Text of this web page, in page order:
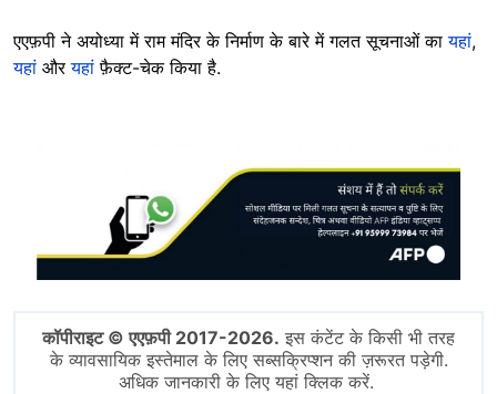
एएफ़पी ने अयोध्या में राम मंदिर के निर्माण के बारे में गलत सूचनाओं कायहां,
यहां औरयहांफ़ैक्ट-चेक किया है.
कॉपीराइट © एएफ़पी 2017-2026. इस कंटेंट के किसी भी तरह
के व्यावसायिक इस्तेमाल के लिए सब्सक्रिप्शन की ज़रूरत पड़ेगी.
अधिक जानकारी के लिए यहां क्लिक करें.